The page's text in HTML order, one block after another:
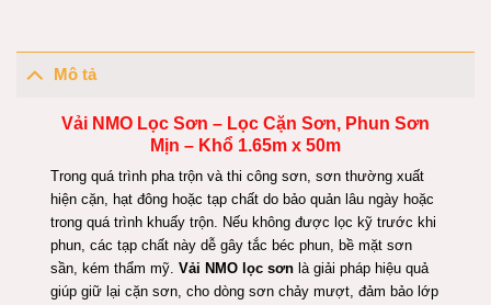
Mô tả
Vải NMO Lọc Sơn – Lọc Cặn Sơn, Phun Sơn
Mịn – Khổ 1.65m x 50m
Trong quá trình pha trộn và thi công sơn, sơn thường xuất
hiện cặn, hạt đông hoặc tạp chất do bảo quản lâu ngày hoặc
trong quá trình khuấy trộn. Nếu không được lọc kỹ trước khi
phun, các tạp chất này dễ gây tắc béc phun, bề mặt sơn
sần, kém thẩm mỹ. Vải NMO lọc sơnlà giải pháp hiệu quả
giúp giữ lại cặn sơn, cho dòng sơn chảy mượt, đảm bảo lớp